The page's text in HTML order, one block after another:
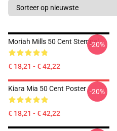
Moriah Mills 50 Cent Stempel
€ 18,21 - € 42,22
-20%
Kiara Mia 50 Cent Poster
€ 18,21 - € 42,22
-20%